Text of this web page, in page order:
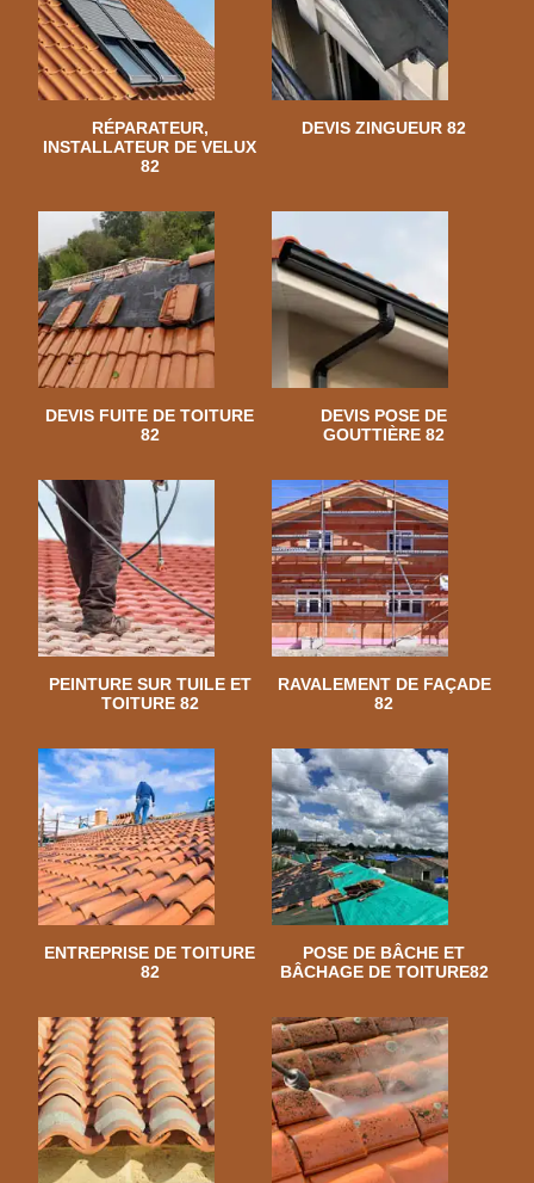
RÉPARATEUR,
INSTALLATEUR DE VELUX
82
DEVIS ZINGUEUR 82
DEVIS FUITE DE TOITURE
82
DEVIS POSE DE
GOUTTIÈRE 82
PEINTURE SUR TUILE ET
TOITURE 82
RAVALEMENT DE FAÇADE
82
ENTREPRISE DE TOITURE
82
POSE DE BÂCHE ET
BÂCHAGE DE TOITURE82